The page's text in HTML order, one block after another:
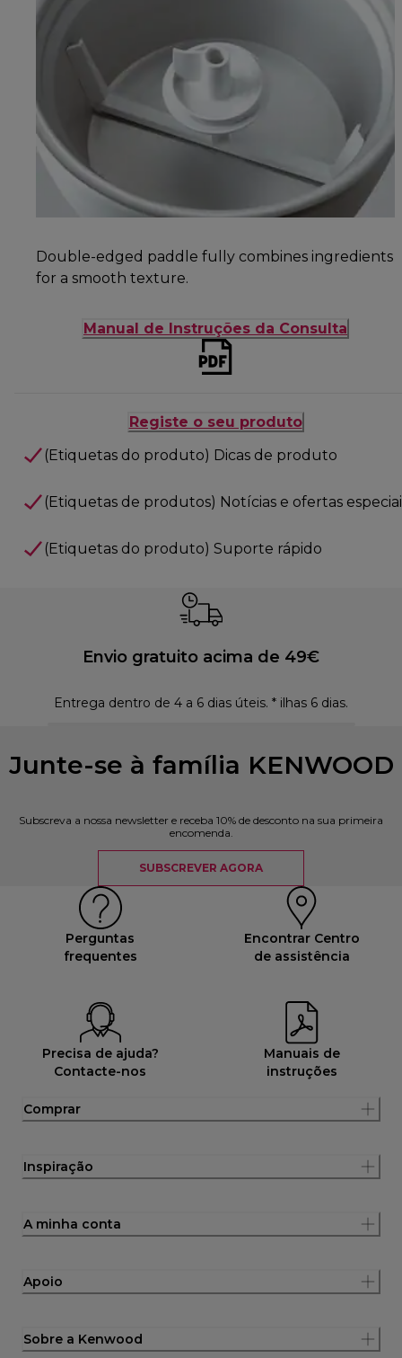
Double-edged paddle fully combines ingredients
for a smooth texture.
Manual de Instruções da Consulta
Registe o seu produto
(Etiquetas do produto) Dicas de produto
(Etiquetas de produtos) Notícias e ofertas
(Etiquetas do produto) Suporte rápido
Envio gratuito acima de 49€
Entrega dentro de 4 a 6 dias úteis. * ilhas 6 dias.
Junte-se à família KENWOOD
Subscreva a nossa newsletter e receba 10% de desconto na sua primeira
encomenda.
SUBSCREVER AGORA
Perguntas
frequentes
Encontrar Centro
de assistência
Precisa de ajuda?
Contacte-nos
Manuais de
instruções
Comprar
Inspiração
A minha conta
Apoio
Sobre a Kenwood